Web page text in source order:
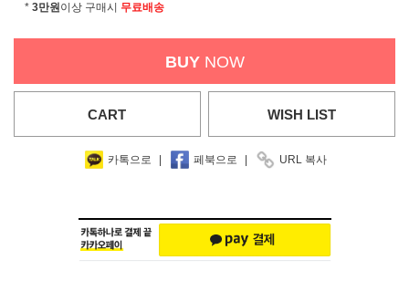
* 3만원이상 구매시 무료배송
BUYNOW
CART WISH LIST
카톡으로 페북으로 URL 복사